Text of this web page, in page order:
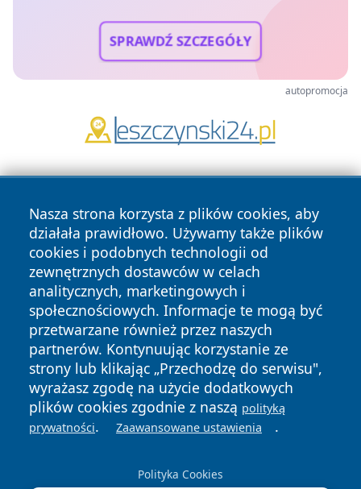
SPRAWDŹ SZCZEGÓŁY
autopromocja
Nasza strona korzysta z plików cookies, aby
działała prawidłowo. Używamy także plików
cookies i podobnych technologii od
zewnętrznych dostawców w celach
analitycznych, marketingowych i
społecznościowych. Informacje te mogą być
przetwarzane również przez naszych
partnerów. Kontynuując korzystanie ze
strony lub klikając „Przechodzę do serwisu",
wyrażasz zgodę na użycie dodatkowych
plików cookies zgodnie z naszą polityką
prywatności. Zaawansowane ustawienia .
Polityka Cookies
Copyright © 2026 cieszynonline.pl Wszystkie prawa
zastrzeżone.
News Autorzy
Polityka
Prywatności
Polityka
Cookies